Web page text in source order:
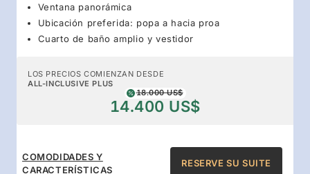
Ventana panorámica
Ubicación preferida: popa a hacia proa
Cuarto de baño amplio y vestidor
LOS PRECIOS COMIENZAN DESDE
ALL-INCLUSIVE PLUS
18.000 US$
14.400 US$
COMODIDADES Y
CARACTERÍSTICAS
RESERVE SU SUITE